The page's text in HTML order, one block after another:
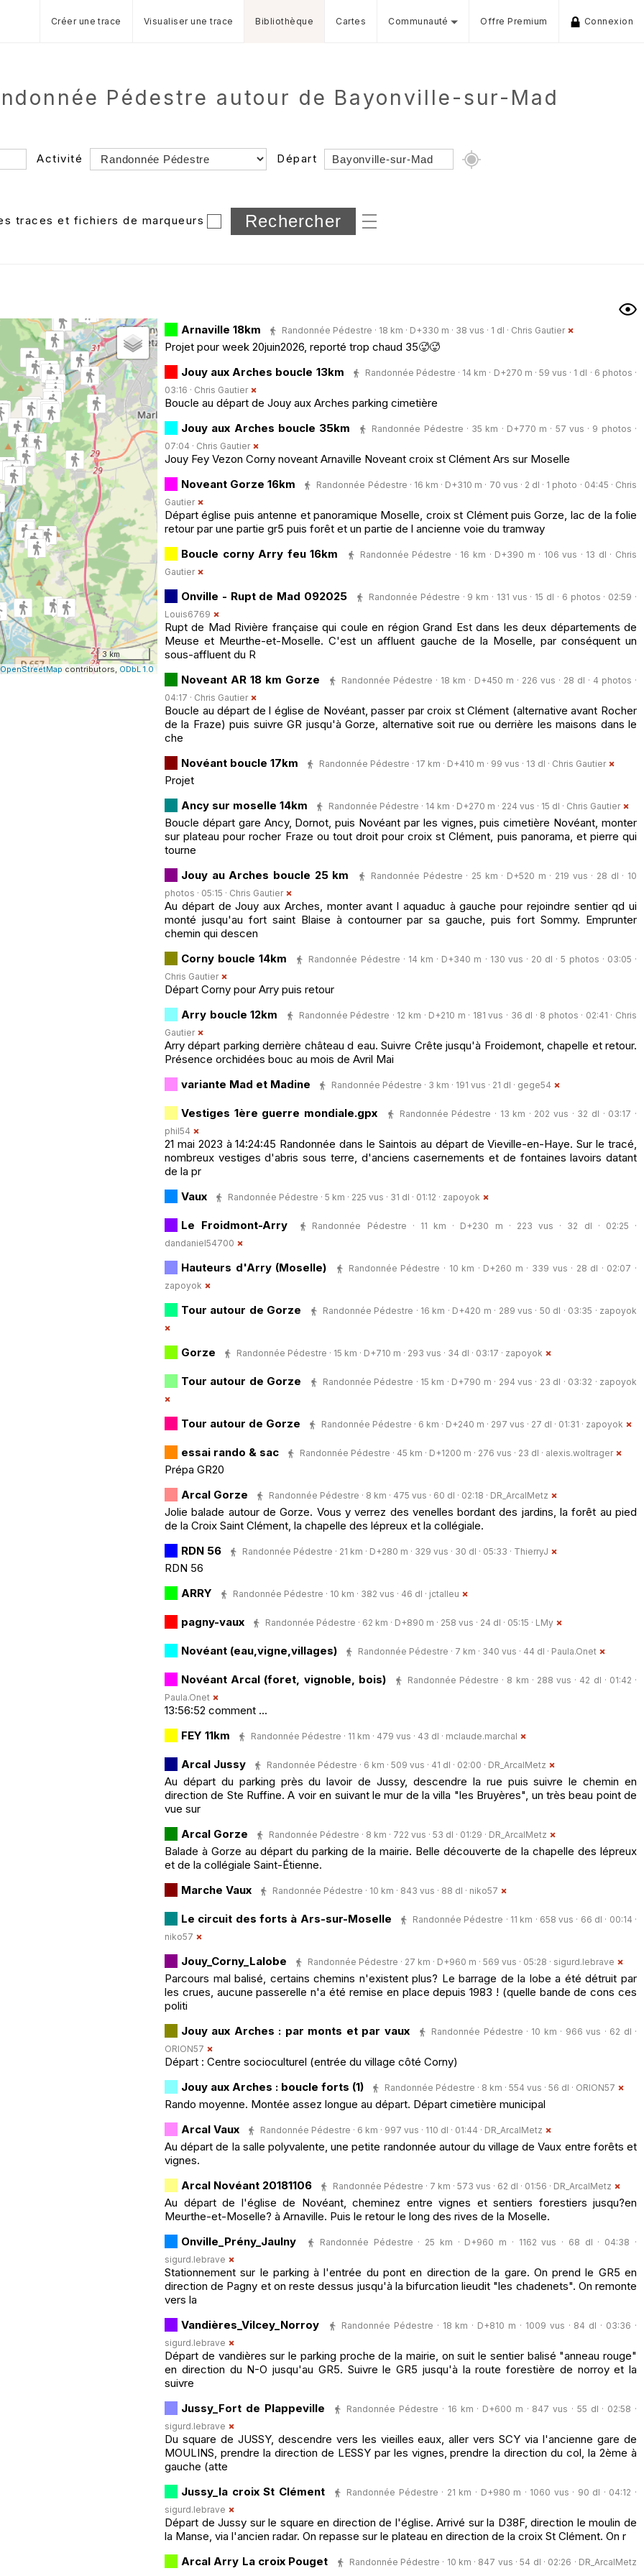
Créer une trace Visualiser une trace Bibliothèque Cartes Communauté Offre Premium Connexion
Pédestre autour de Bayonville-sur-Mad
Activité Départ
Dossier
et sous-dossiers
traces et fichiers de marqueurs
3 km
OpenStreetMap contributors, ODbL 1.0
Arnaville 18km Randonnée Pédestre · 18 km · D+330 m · 38 vus · 1 dl · Chris Gautier
Projet pour week 20juin2026, reporté trop chaud 35🥵🥵
Jouy aux Arches boucle 13km
Randonnée Pédestre · 14 km · D+270 m · 59 vus · 1 dl · 6 photos ·
03:16 · Chris Gautier
Boucle au départ de Jouy aux Arches parking cimetière
Jouy aux Arches boucle 35km
Randonnée Pédestre · 35 km · D+770 m · 57 vus · 9 photos ·
07:04 · Chris Gautier
Jouy Fey Vezon Corny noveant Arnaville Noveant croix st Clément Ars sur Moselle
Noveant Gorze 16km
Randonnée Pédestre · 16 km · D+310 m · 70 vus · 2 dl · 1 photo · 04:45 · Chris
Gautier
Départ église puis antenne et panoramique Moselle, croix st Clément puis Gorze, lac de la folie
retour par une partie gr5 puis forêt et un partie de l ancienne voie du tramway
Boucle corny Arry feu 16km
Randonnée Pédestre · 16 km · D+390 m · 106 vus · 13 dl · Chris
Gautier
Onville - Rupt de Mad 092025
Randonnée Pédestre · 9 km · 131 vus · 15 dl · 6 photos · 02:59 ·
Louis6769
Rupt de Mad Rivière française qui coule en région Grand Est dans les deux départements de
Meuse et Meurthe-et-Moselle. C'est un affluent gauche de la Moselle, par conséquent un
sous-affluent du R
Noveant AR 18 km Gorze
Randonnée Pédestre · 18 km · D+450 m · 226 vus · 28 dl · 4 photos ·
04:17 · Chris Gautier
Boucle au départ de l église de Novéant, passer par croix st Clément (alternative avant Rocher
de la Fraze) puis suivre GR jusqu'à Gorze, alternative soit rue ou derrière les maisons dans le
che
Novéant boucle 17km
Randonnée Pédestre · 17 km · D+410 m · 99 vus · 13 dl · Chris Gautier
Projet
Ancy sur moselle 14km
Randonnée Pédestre · 14 km · D+270 m · 224 vus · 15 dl · Chris Gautier
Boucle départ gare Ancy, Dornot, puis Novéant par les vignes, puis cimetière Novéant, monter
sur plateau pour rocher Fraze ou tout droit pour croix st Clément, puis panorama, et pierre qui
tourne
Jouy au Arches boucle 25 km
Randonnée Pédestre · 25 km · D+520 m · 219 vus · 28 dl · 10
photos · 05:15 · Chris Gautier
Au départ de Jouy aux Arches, monter avant l aquaduc à gauche pour rejoindre sentier qd ui
monté jusqu'au fort saint Blaise à contourner par sa gauche, puis fort Sommy. Emprunter
chemin qui descen
Corny boucle 14km
Randonnée Pédestre · 14 km · D+340 m · 130 vus · 20 dl · 5 photos · 03:05 ·
Chris Gautier
Départ Corny pour Arry puis retour
Arry boucle 12km
Randonnée Pédestre · 12 km · D+210 m · 181 vus · 36 dl · 8 photos · 02:41 · Chris
Gautier
Arry départ parking derrière château d eau. Suivre Crête jusqu'à Froidemont, chapelle et retour.
Présence orchidées bouc au mois de Avril Mai
variante Mad et Madine
Randonnée Pédestre · 3 km · 191 vus · 21 dl · gege54
Vestiges 1ère guerre mondiale.gpx
Randonnée Pédestre · 13 km · 202 vus · 32 dl · 03:17 ·
phil54
21 mai 2023 à 14:24:45 Randonnée dans le Saintois au départ de Vieville-en-Haye. Sur le tracé,
nombreux vestiges d'abris sous terre, d'anciens casernements et de fontaines lavoirs datant
de la pr
Vaux
Randonnée Pédestre · 5 km · 225 vus · 31 dl · 01:12 · zapoyok
Le Froidmont-Arry
Randonnée Pédestre · 11 km · D+230 m · 223 vus · 32 dl · 02:25 ·
dandaniel54700
Hauteurs d'Arry (Moselle)
Randonnée Pédestre · 10 km · D+260 m · 339 vus · 28 dl · 02:07 ·
zapoyok
Tour autour de Gorze Randonnée Pédestre · 16 km · D+420 m · 289 vus · 50 dl · 03:35 · zapoyok
Gorze Randonnée Pédestre · 15 km · D+710 m · 293 vus · 34 dl · 03:17 · zapoyok
Tour autour de Gorze Randonnée Pédestre · 15 km · D+790 m · 294 vus · 23 dl · 03:32 · zapoyok
Tour autour de Gorze Randonnée Pédestre · 6 km · D+240 m · 297 vus · 27 dl · 01:31 · zapoyok
essai rando & sac Randonnée Pédestre · 45 km · D+1200 m · 276 vus · 23 dl · alexis.woltrager
Prépa GR20
Arcal Gorze
Randonnée Pédestre · 8 km · 475 vus · 60 dl · 02:18 · DR_ArcalMetz
Jolie balade autour de Gorze. Vous y verrez des venelles bordant des jardins, la forêt au pied
de la Croix Saint Clément, la chapelle des lépreux et la collégiale.
RDN 56
Randonnée Pédestre · 21 km · D+280 m · 329 vus · 30 dl · 05:33 · ThierryJ
RDN 56
ARRY
Randonnée Pédestre · 10 km · 382 vus · 46 dl · jctalleu
pagny-vaux Randonnée Pédestre · 62 km · D+890 m · 258 vus · 24 dl · 05:15 · LMy
Novéant (eau,vigne,villages) Randonnée Pédestre · 7 km · 340 vus · 44 dl · Paula.Onet
Novéant Arcal (foret, vignoble, bois)
Randonnée Pédestre · 8 km · 288 vus · 42 dl · 01:42 ·
Paula.Onet
13:56:52 comment ...
FEY 11km
Randonnée Pédestre · 11 km · 479 vus · 43 dl · mclaude.marchal
Arcal Jussy Randonnée Pédestre · 6 km · 509 vus · 41 dl · 02:00 · DR_ArcalMetz
Au départ du parking près du lavoir de Jussy, descendre la rue puis suivre le chemin en
direction de Ste Ruffine. A voir en suivant le mur de la villa "les Bruyères", un très beau point de
vue sur
Arcal Gorze
Randonnée Pédestre · 8 km · 722 vus · 53 dl · 01:29 · DR_ArcalMetz
Balade à Gorze au départ du parking de la mairie. Belle découverte de la chapelle des lépreux
et de la collégiale Saint-Étienne.
Marche Vaux
Randonnée Pédestre · 10 km · 843 vus · 88 dl · niko57
Le circuit des forts à Ars-sur-Moselle
Randonnée Pédestre · 11 km · 658 vus · 66 dl · 00:14 ·
niko57
Jouy_Corny_Lalobe Randonnée Pédestre · 27 km · D+960 m · 569 vus · 05:28 · sigurd.lebrave
Parcours mal balisé, certains chemins n'existent plus? Le barrage de la lobe a été détruit par
les crues, aucune passerelle n'a été remise en place depuis 1983 ! (quelle bande de cons ces
politi
Jouy aux Arches : par monts et par vaux
Randonnée Pédestre · 10 km · 966 vus · 62 dl ·
ORION57
Départ : Centre socioculturel (entrée du village côté Corny)
Jouy aux Arches : boucle forts (1)
Randonnée Pédestre · 8 km · 554 vus · 56 dl · ORION57
Rando moyenne. Montée assez longue au départ. Départ cimetière municipal
Arcal Vaux
Randonnée Pédestre · 6 km · 997 vus · 110 dl · 01:44 · DR_ArcalMetz
Au départ de la salle polyvalente, une petite randonnée autour du village de Vaux entre forêts et
vignes.
Arcal Novéant 20181106
Randonnée Pédestre · 7 km · 573 vus · 62 dl · 01:56 · DR_ArcalMetz
Au départ de l'église de Novéant, cheminez entre vignes et sentiers forestiers jusqu?en
Meurthe-et-Moselle? à Arnaville. Puis le retour le long des rives de la Moselle.
Onville_Prény_Jaulny
Randonnée Pédestre · 25 km · D+960 m · 1162 vus · 68 dl · 04:38 ·
sigurd.lebrave
Stationnement sur le parking à l'entrée du pont en direction de la gare. On prend le GR5 en
direction de Pagny et on reste dessus jusqu'à la bifurcation lieudit "les chadenets". On remonte
vers la
Vandières_Vilcey_Norroy
Randonnée Pédestre · 18 km · D+810 m · 1009 vus · 84 dl · 03:36 ·
sigurd.lebrave
Départ de vandières sur le parking proche de la mairie, on suit le sentier balisé "anneau rouge"
en direction du N-O jusqu'au GR5. Suivre le GR5 jusqu'à la route forestière de norroy et la
suivre
Jussy_Fort de Plappeville
Randonnée Pédestre · 16 km · D+600 m · 847 vus · 55 dl · 02:58 ·
sigurd.lebrave
Du square de JUSSY, descendre vers les vieilles eaux, aller vers SCY via l'ancienne gare de
MOULINS, prendre la direction de LESSY par les vignes, prendre la direction du col, la 2ème à
gauche (atte
Jussy_la croix St Clément
Randonnée Pédestre · 21 km · D+980 m · 1060 vus · 90 dl · 04:12 ·
sigurd.lebrave
Départ de Jussy sur le square en direction de l'église. Arrivé sur la D38F, direction le moulin de
la Manse, via l'ancien radar. On repasse sur le plateau en direction de la croix St Clément. On r
Arcal Arry La croix Pouget
Randonnée Pédestre · 10 km · 847 vus · 54 dl · 02:26 · DR_ArcalMetz